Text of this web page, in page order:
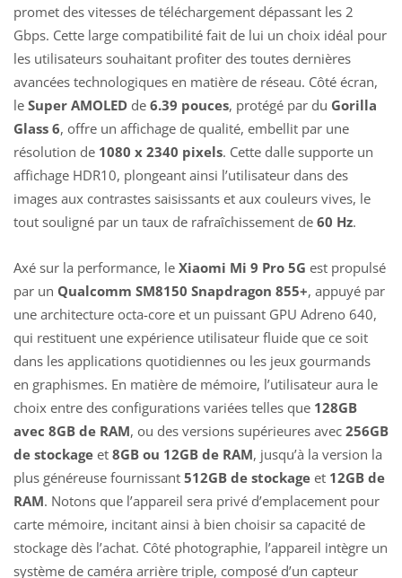
promet des vitesses de téléchargement dépassant les 2
Gbps. Cette large compatibilité fait de lui un choix idéal pour
les utilisateurs souhaitant profiter des toutes dernières
avancées technologiques en matière de réseau. Côté écran,
le Super AMOLED de 6.39 pouces, protégé par du Gorilla
Glass 6, offre un affichage de qualité, embellit par une
résolution de 1080 x 2340 pixels. Cette dalle supporte un
affichage HDR10, plongeant ainsi l’utilisateur dans des
images aux contrastes saisissants et aux couleurs vives, le
tout souligné par un taux de rafraîchissement de 60 Hz.
Axé sur la performance, le Xiaomi Mi 9 Pro 5G est propulsé
par un Qualcomm SM8150 Snapdragon 855+, appuyé par
une architecture octa-core et un puissant GPU Adreno 640,
qui restituent une expérience utilisateur fluide que ce soit
dans les applications quotidiennes ou les jeux gourmands
en graphismes. En matière de mémoire, l’utilisateur aura le
choix entre des configurations variées telles que 128GB
avec 8GB de RAM, ou des versions supérieures avec 256GB
de stockage et 8GB ou 12GB de RAM, jusqu’à la version la
plus généreuse fournissant 512GB de stockage et 12GB de
RAM. Notons que l’appareil sera privé d’emplacement pour
carte mémoire, incitant ainsi à bien choisir sa capacité de
stockage dès l’achat. Côté photographie, l’appareil intègre un
système de caméra arrière triple, composé d’un capteur